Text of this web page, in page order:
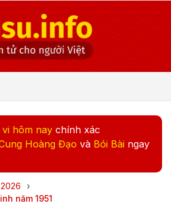
vi hôm nay chính xác
Hoàng Đạo và Bói Bài ngay
2026
›
năm 1951